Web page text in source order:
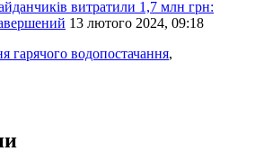
витратили 1,7 млн грн:
13 лютого 2024, 09:18
гарячого водопостачання,